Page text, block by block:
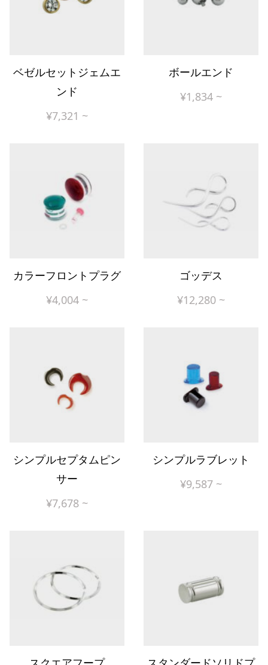
ベゼルセットジェムエ
ンド
¥7,321 ~
ボールエンド
¥1,834 ~
カラーフロントプラグ
¥4,004 ~
ゴッデス
¥12,280 ~
シンプルセプタムピン
サー
¥7,678 ~
シンプルラブレット
¥9,587 ~